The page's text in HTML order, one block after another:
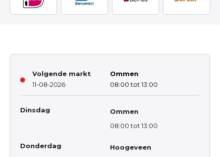
Volgende markt
11-08-2026
Ommen
08:00 tot 13:00
Dinsdag
Ommen
08:00 tot 13:00
Donderdag
Hoogeveen